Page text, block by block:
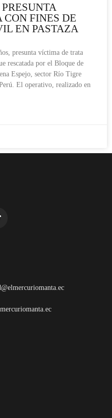
FINES DE
EN PASTAZA
presunta víctima de trata
rescatada por el Bloque de
Espejo, sector Río Tigre
El operativo, realizado en